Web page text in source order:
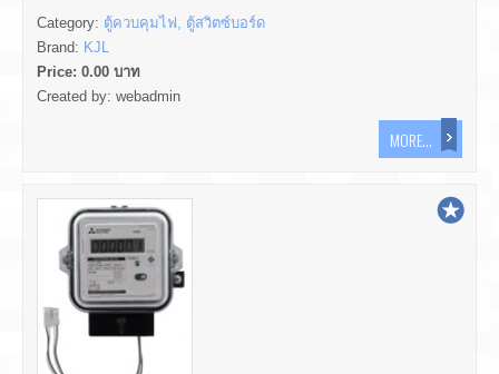
Category: ตู้ควบคุมไฟ, ตู้สวิตซ์บอร์ด
Brand: KJL
Price: 0.00 บาท
Created by: webadmin
MORE...